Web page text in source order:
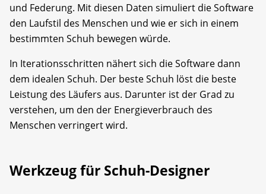
und Federung. Mit diesen Daten simuliert die Software
den Laufstil des Menschen und wie er sich in einem
bestimmten Schuh bewegen würde.
In Iterationsschritten nähert sich die Software dann
dem idealen Schuh. Der beste Schuh löst die beste
Leistung des Läufers aus. Darunter ist der Grad zu
verstehen, um den der Energieverbrauch des
Menschen verringert wird.
Werkzeug für Schuh-Designer